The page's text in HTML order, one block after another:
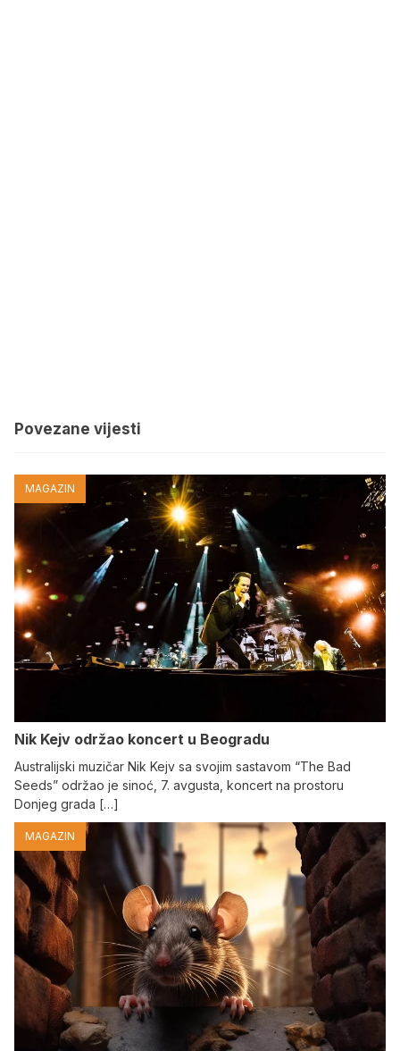
Povezane vijesti
MAGAZIN
Nik Kejv održao koncert u Beogradu
Australijski muzičar Nik Kejv sa svojim sastavom “The Bad
Seeds” održao je sinoć, 7. avgusta, koncert na prostoru
Donjeg grada […]
MAGAZIN